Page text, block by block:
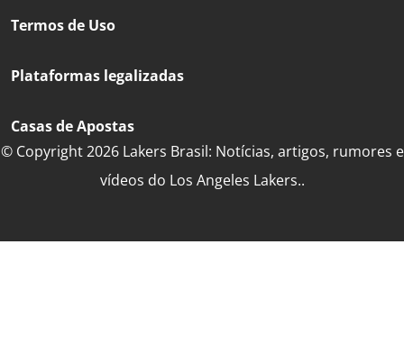
Termos de Uso
Plataformas legalizadas
Casas de Apostas
© Copyright 2026 Lakers Brasil: Notícias, artigos, rumores e
vídeos do Los Angeles Lakers..